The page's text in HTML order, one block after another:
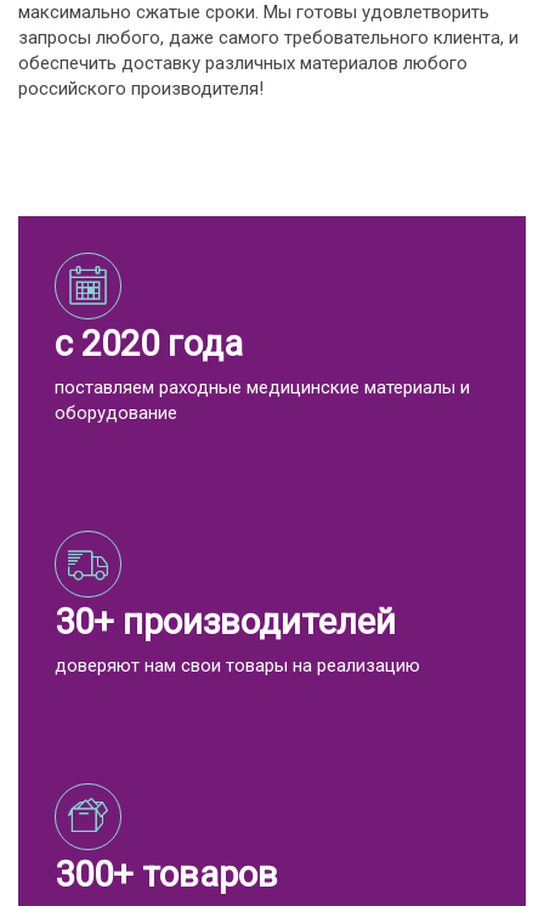
максимально сжатые сроки. Мы готовы удовлетворить
запросы любого, даже самого требовательного клиента, и
обеспечить доставку различных материалов любого
российского производителя!
с 2020 года
поставляем раходные медицинские материалы и
оборудование
30+ производителей
доверяют нам свои товары на реализацию
300+ товаров